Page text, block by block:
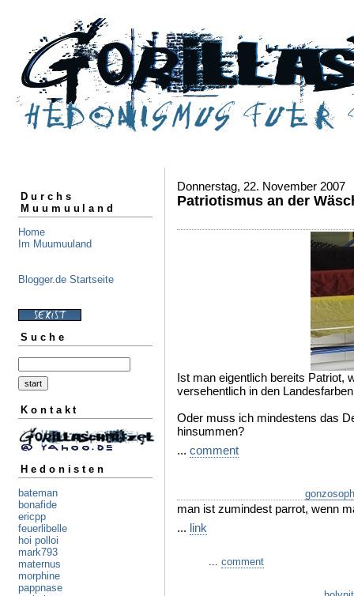
Durchs
Muumuuland
Home
Im Muumuuland
Blogger.de Startseite
Suche
Kontakt
Hedonisten
bateman
bonafide
ericpp
feuerlibelle
hoi polloi
mark793
maternus
morphine
pappnase
Donnerstag, 22. November 2007
Patriotismus an der
Ist man eigentlich bereits Patriot,
versehentlich in den
Oder muss ich mindestens das
hinsummen?
... comment
man ist zumindest parrot, wenn
... link
... comment